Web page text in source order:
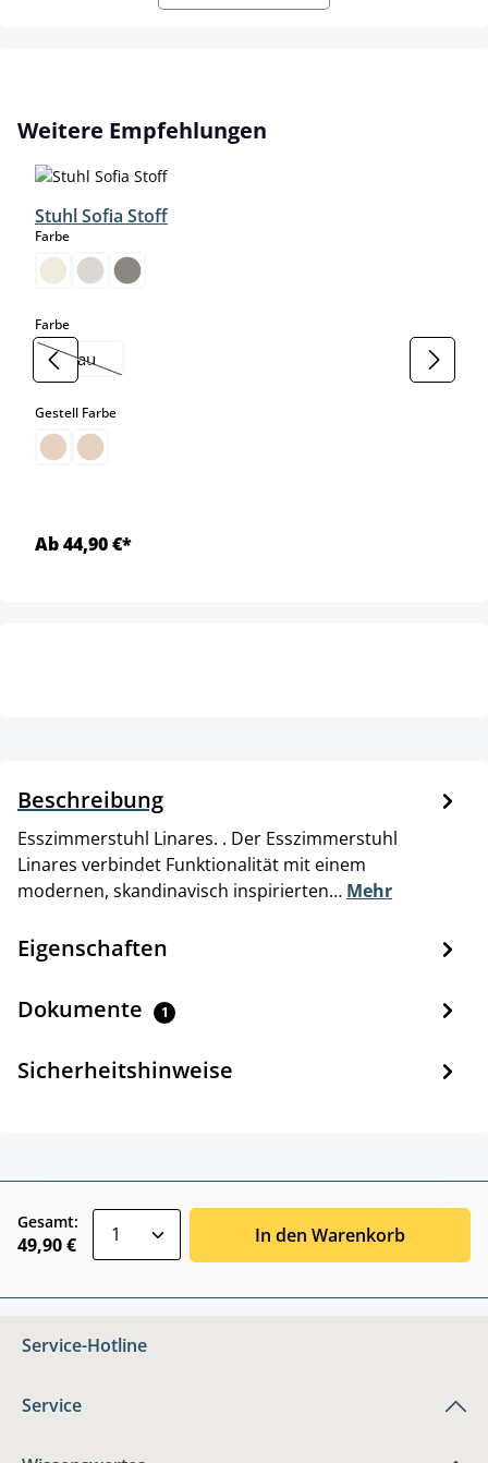
Produktgalerie überspringen
Weitere Empfehlungen
Stuhl Sofia Stoff
Farbeauswählen
Farbeauswählen
blau
(Diese Option ist zurzeit nicht verfügbar.)
Gestell Farbeauswählen
Ab 44,90 €*
Beschreibung
Esszimmerstuhl Linares. . Der Esszimmerstuhl
Linares verbindet Funktionalität mit einem
modernen, skandinavisch inspirierten… Mehr
Eigenschaften
Dokumente 1
Sicherheitshinweise
Gesamt:
49,90 € In den Warenkorb
Service-Hotline
Service